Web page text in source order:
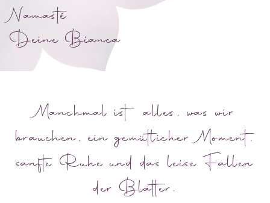
Namasté
Deine Bianca
Manchmal ist alles, was wir
brauchen, ein gemütlicher Moment,
sanfte Ruhe und das leise Fallen
der Blätter.